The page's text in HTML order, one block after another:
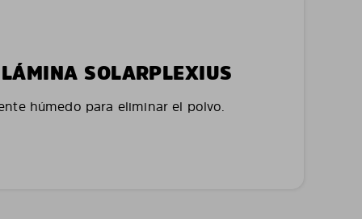
SOLARPLEXIUS
húmedo para eliminar el polvo.